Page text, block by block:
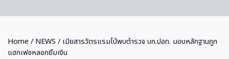
Home / NEWS / เมียสารวัตรแรมโบ้พบตำรวจ บก.ปอท. มอบหลักฐานถูก
แฮกเฟซหลอกยืมเงิน